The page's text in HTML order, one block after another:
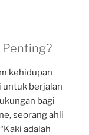
Penting?
kehidupan
untuk berjalan
bagi
seorang ahli
adalah